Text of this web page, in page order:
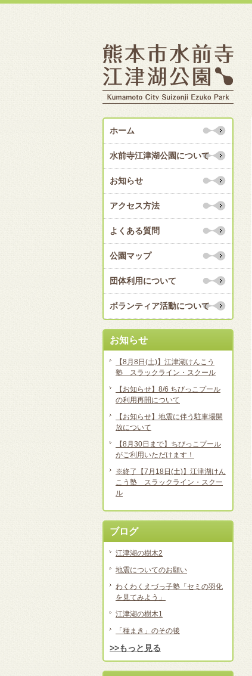
ホーム
水前寺江津湖公園について
お知らせ
アクセス方法
よくある質問
公園マップ
団体利用について
ボランティア活動について
お知らせ
【8月8日(土)】江津湖けんこう
塾 スラックライン・スクール
【お知らせ】8/6 ちびっこプール
の利用再開について
【お知らせ】地震に伴う駐車場開
放について
【8月30日まで】ちびっこプール
がご利用いただけます！
※終了【7月18日(土)】江津湖けん
こう塾 スラックライン・スクー
ル
ブログ
江津湖の樹木2
地震についてのお願い
わくわくえづっ子塾「セミの羽化
を見てみよう」
江津湖の樹木1
「種まき」のその後
>>もっと見る